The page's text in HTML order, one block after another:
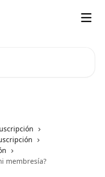
membresía?